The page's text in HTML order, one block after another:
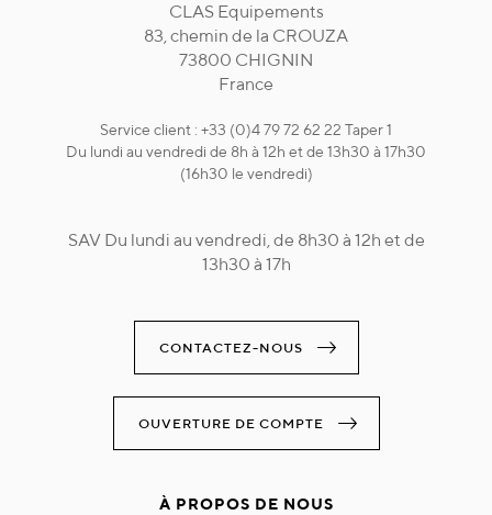
CLAS Equipements
83, chemin de la CROUZA
73800 CHIGNIN
France
Service client : +33 (0)4 79 72 62 22 Taper 1
Du lundi au vendredi de 8h à 12h et de 13h30 à 17h30
(16h30 le vendredi)
SAV Du lundi au vendredi, de 8h30 à 12h et de
13h30 à 17h
CONTACTEZ-NOUS
OUVERTURE DE COMPTE
À PROPOS DE NOUS